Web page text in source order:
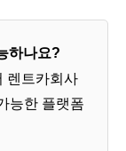
하나요?
렌트카회사
능한 플랫폼